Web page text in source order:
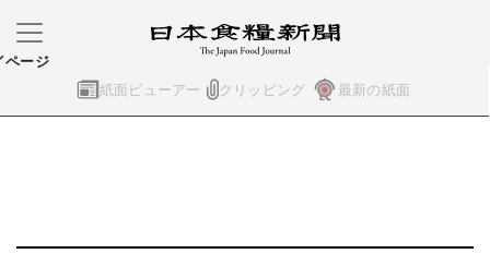
紙面ビューアー クリッピング 最新の紙面
ページ